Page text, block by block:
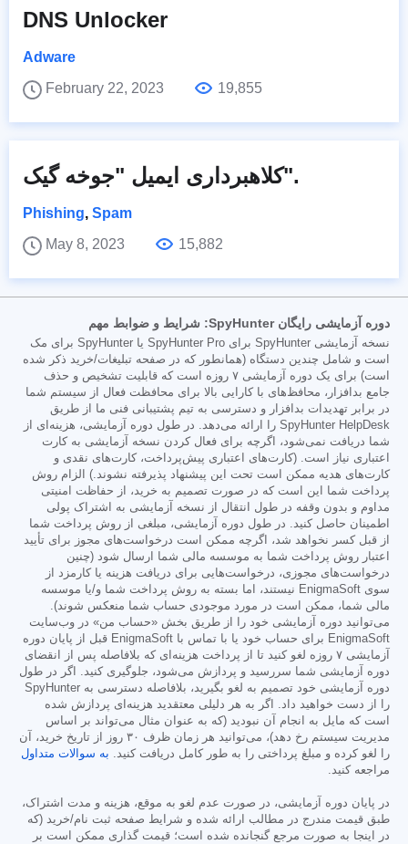
DNS Unlocker
Adware
February 22, 2023
19,855
کلاهبرداری ایمیل "جوخه گیک".
Phishing, Spam
May 8, 2023
15,882
دوره آزمایشی رایگان SpyHunter: شرایط و ضوابط مهم
نسخه آزمایشی SpyHunter برای SpyHunter Pro یا SpyHunter برای مک
است و شامل چندین دستگاه (همانطور که در صفحه تبلیغات/خرید ذکر شده
است) برای یک دوره آزمایشی ۷ روزه است که قابلیت تشخیص و حذف
جامع بدافزار، محافظ‌های با کارایی بالا برای محافظت فعال از سیستم شما
در برابر تهدیدات بدافزار و دسترسی به تیم پشتیبانی فنی ما از طریق
SpyHunter HelpDesk را ارائه می‌دهد. در طول دوره آزمایشی، هزینه‌ای از
شما دریافت نمی‌شود، اگرچه برای فعال کردن نسخه آزمایشی به کارت
اعتباری نیاز است. (کارت‌های اعتباری پیش‌پرداخت، کارت‌های نقدی و
کارت‌های هدیه ممکن است تحت این پیشنهاد پذیرفته نشوند.) الزام روش
پرداخت شما این است که در صورت تصمیم به خرید، از حفاظت امنیتی
مداوم و بدون وقفه در طول انتقال از نسخه آزمایشی به اشتراک پولی
اطمینان حاصل کنید. در طول دوره آزمایشی، مبلغی از روش پرداخت شما
از قبل کسر نخواهد شد، اگرچه ممکن است درخواست‌های مجوز برای تأیید
اعتبار روش پرداخت شما به موسسه مالی شما ارسال شود (چنین
درخواست‌های مجوزی، درخواست‌هایی برای دریافت هزینه یا کارمزد از
سوی EnigmaSoft نیستند، اما بسته به روش پرداخت شما و/یا موسسه
مالی شما، ممکن است در مورد موجودی حساب شما منعکس شوند).
می‌توانید دوره آزمایشی خود را از طریق بخش «حساب من» در وب‌سایت
EnigmaSoft برای حساب خود یا با تماس با EnigmaSoft قبل از پایان دوره
آزمایشی ۷ روزه لغو کنید تا از پرداخت هزینه‌ای که بلافاصله پس از انقضای
دوره آزمایشی شما سررسید و پردازش می‌شود، جلوگیری کنید. اگر در طول
دوره آزمایشی خود تصمیم به لغو بگیرید، بلافاصله دسترسی به SpyHunter
را از دست خواهید داد. اگر به هر دلیلی معتقدید هزینه‌ای پردازش شده
است که مایل به انجام آن نبودید (که به عنوان مثال می‌تواند بر اساس
مدیریت سیستم رخ دهد)، می‌توانید هر زمان ظرف ۳۰ روز از تاریخ خرید، آن
را لغو کرده و مبلغ پرداختی را به طور کامل دریافت کنید. به سوالات متداول
مراجعه کنید.
در پایان دوره آزمایشی، در صورت عدم لغو به موقع، هزینه و مدت اشتراک،
طبق قیمت مندرج در مطالب ارائه شده و شرایط صفحه ثبت نام/خرید (که
در اینجا به صورت مرجع گنجانده شده است؛ قیمت گذاری ممکن است بر